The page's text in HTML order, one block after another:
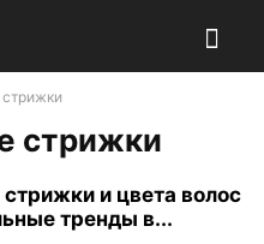
стрижки
и цвета волос
тренды в...